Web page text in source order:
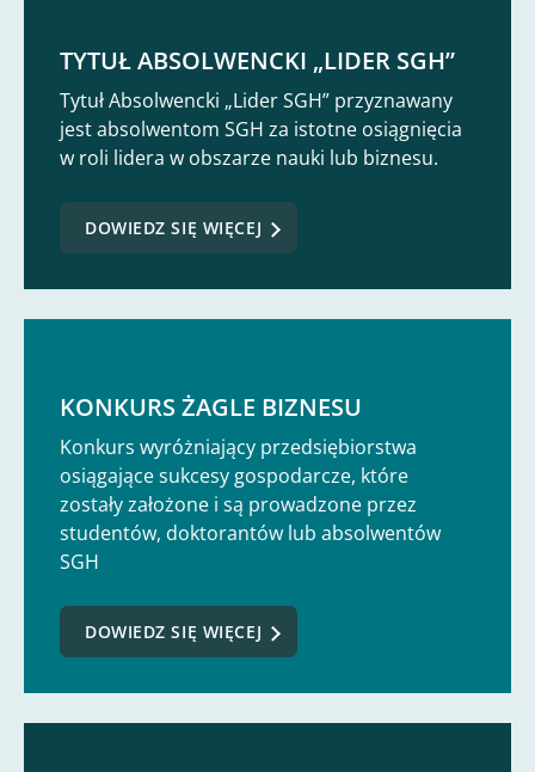
TYTUŁ ABSOLWENCKI „LIDER SGH”
Tytuł Absolwencki „Lider SGH” przyznawany
jest absolwentom SGH za istotne osiągnięcia
w roli lidera w obszarze nauki lub biznesu.
DOWIEDZ SIĘ WIĘCEJ
KONKURS ŻAGLE BIZNESU
Konkurs wyróżniający przedsiębiorstwa
osiągające sukcesy gospodarcze, które
zostały założone i są prowadzone przez
studentów, doktorantów lub absolwentów
SGH
DOWIEDZ SIĘ WIĘCEJ